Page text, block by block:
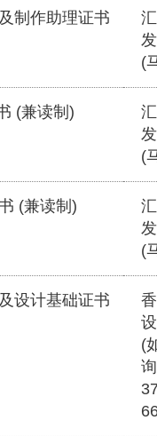
制作助理证书
(
(兼读制)
(
(兼读制)
(
设计基础证书
(